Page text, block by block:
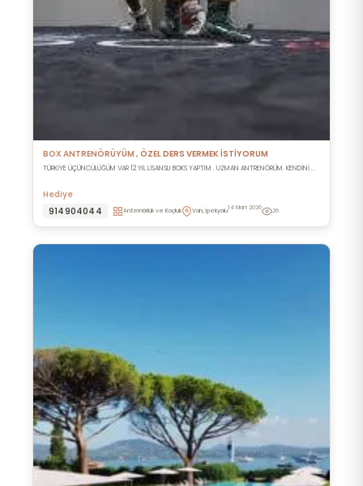
BOX ANTRENÖRÜYÜM , ÖZEL DERS VERMEK İSTİYORUM
TÜRKİYE ÜÇÜNCÜLÜĞÜM VAR 12 YIL LİSANSLI BOKS YAPTIM . UZMAN ANTRENÖRÜM. KENDİNİ ...
Hediye
914904044 Anternörlük ve Koçluk Van, İpekyolu14 Mart 2026 26